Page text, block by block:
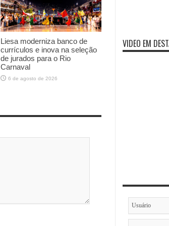
Liesa moderniza banco de
currículos e inova na seleção
de jurados para o Rio
Carnaval
6 de agosto de 2026
VIDEO EM